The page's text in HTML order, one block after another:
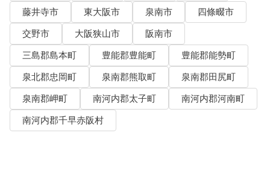
藤井寺市
東大阪市 泉南市
四條畷市
交野市
大阪狭山市
阪南市
三島郡島本町
豊能郡豊能町
豊能郡能勢町
泉北郡忠岡町
泉南郡熊取町
泉南郡田尻町
泉南郡岬町
南河内郡太子町
南河内郡河南町
南河内郡千早赤阪村